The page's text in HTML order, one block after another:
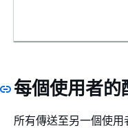
每個使用者的
所有傳送至另一個使